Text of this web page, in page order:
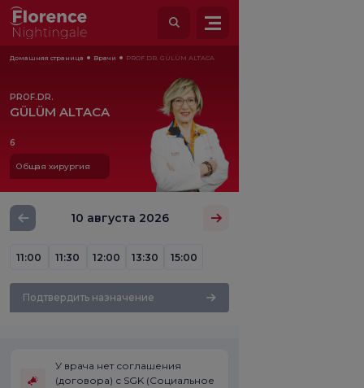
Домашняя страница Врачи PROF.DR. GÜLÜM ALTACA
PROF.DR.
GÜLÜM ALTACA
6
Общая хирургия
10 августа 2026
11:00 11:30 12:00 13:30 15:00
Подтвердить назначение
У врача нет соглашения
(договора) с SGK (Социальное